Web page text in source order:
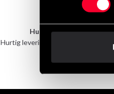
Hurtig levering
Hurtig levering til en agent nær dig